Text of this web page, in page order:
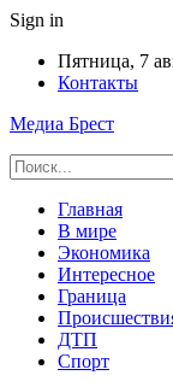
Sign in
Пятница, 7
Контакты
Медиа Брест
Главная
В мире
Экономика
Интересное
Граница
ДТП
Спорт